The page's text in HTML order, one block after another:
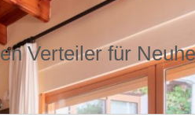
Verteiler für